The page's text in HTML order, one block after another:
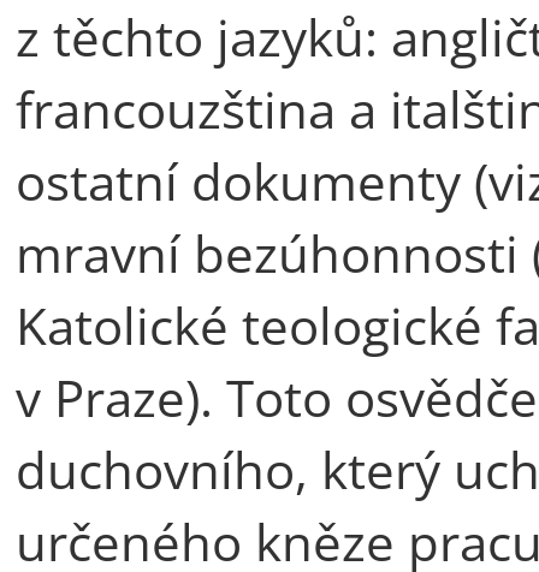
z těchto jazyků:
francouzština a
ostatní dokumenty
mravní bezúhonnosti
Katolické teologické
v Praze). Toto
duchovního, který
určeného kněze